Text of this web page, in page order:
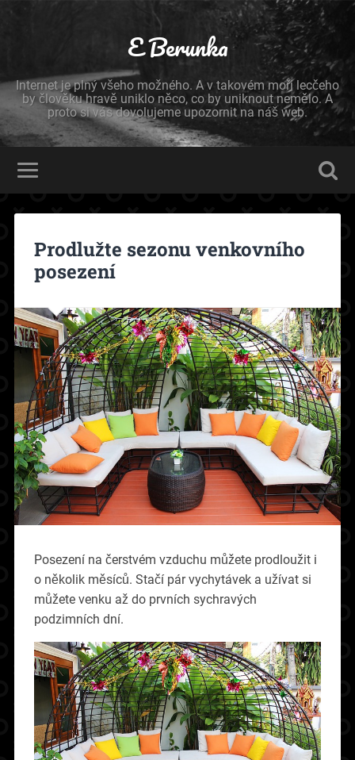
E Berunka
Internet je plný všeho možného. A v takovém moři lecčeho
by člověku hravě uniklo něco, co by uniknout nemělo. A
proto si vás dovolujeme upozornit na náš web.
Prodlužte sezonu venkovního
posezení
Posezení na čerstvém vzduchu můžete prodloužit i
o několik měsíců. Stačí pár vychytávek a užívat si
můžete venku až do prvních sychravých
podzimních dní.